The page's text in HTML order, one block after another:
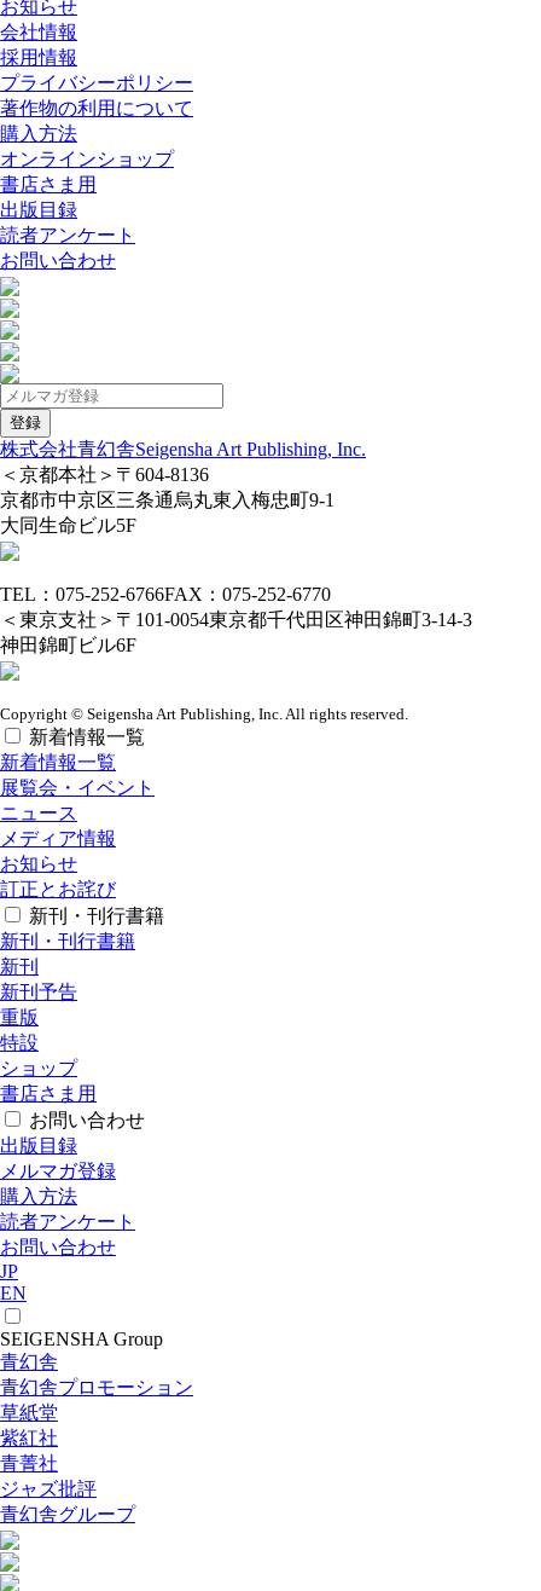
お知らせ
会社情報
採用情報
プライバシーポリシー
著作物の利用について
購入方法
オンラインショップ
書店さま用
出版目録
読者アンケート
お問い合わせ
株式会社青幻舎Seigensha Art Publishing, Inc.
＜京都本社＞ 〒604-8136
京都市中京区三条通烏丸東入梅忠町9-1
大同生命ビル5F
TEL：075-252-6766FAX：075-252-6770
＜東京支社＞ 〒101-0054東京都千代田区神田錦町3-14-3
神田錦町ビル6F
Copyright © Seigensha Art Publishing, Inc. All rights reserved.
新着情報一覧
新着情報一覧
展覧会・イベント
ニュース
メディア情報
お知らせ
訂正とお詫び
新刊・刊行書籍
新刊・刊行書籍
新刊
新刊予告
重版
特設
ショップ
書店さま用
お問い合わせ
出版目録
メルマガ登録
購入方法
読者アンケート
お問い合わせ
JP
EN
SEIGENSHA Group
青幻舎
青幻舎プロモーション
草紙堂
紫紅社
青菁社
ジャズ批評
青幻舎グループ